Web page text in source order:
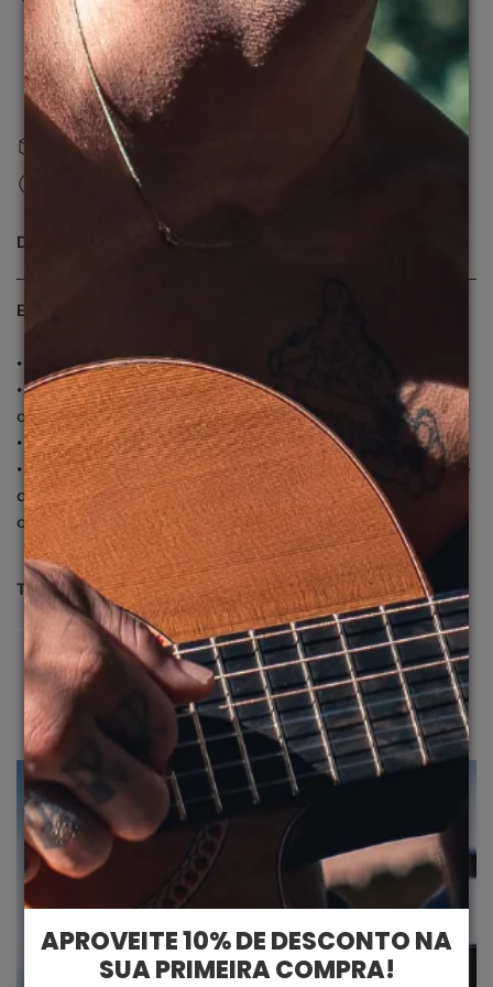
Liberado em até 24 horas Úteis
Normalmente pronto em 24 horas
Ver Informações Da Loja
Frete fixo Brasil
30 dias para Troca ou devolução*
DESCRIÇÃO
ESPECIFICAÇÕES TÉCNICAS
•Medidas: Olho: 57 | Ponte: 14 | Haste: 140
•Armação em Acetato. Mais leveza, flexibilidade e
conforto.
•Hastes em Acetato.
•Lentes em policarbonato. Máxima qualidade óptica, livre
de distorções, resistente a alto impacto e proteção total
contra os raios UVA, UVB e UVC.
TROCA E DEVOLUÇÃO
A gente sabe que as vezes você pode precisar, então
para trocar ou devolver, veja os prazos:
-> Devolução: até
7 dias
-> Troca: até
30 dias
Tudo rápido e fácil! Você pode solicitar
APROVEITE 10% DE DESCONTO NA
SUA PRIMEIRA COMPRA!